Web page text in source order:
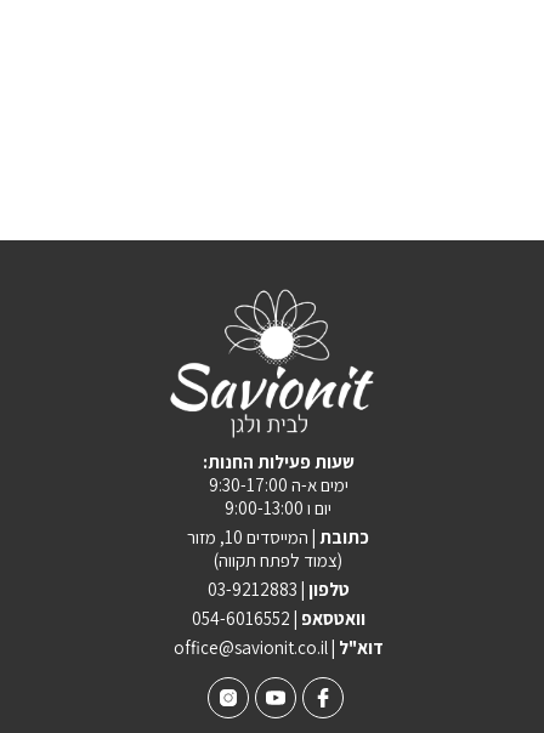
:שעות פעילות החנות
ימים א-ה 9:30-17:00
יום ו 9:00-13:00
כתובת | המייסדים 10, מזור
(צמוד לפתח תקווה)
טלפון | 03-9212883
וואטסאפ | 054-6016552
office@savionit.co.il | דוא"ל